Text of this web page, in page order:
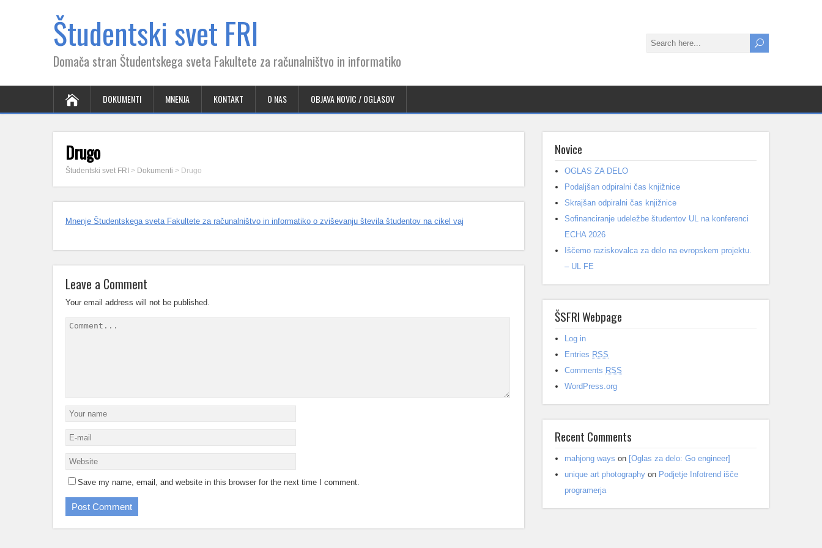
Študentski svet FRI
Domača stran Študentskega sveta Fakultete za računalništvo in informatiko
DOKUMENTI MNENJA KONTAKT O NAS OBJAVA NOVIC / OGLASOV
Drugo
Študentski svet FRI > Dokumenti > Drugo
Mnenje Študentskega sveta Fakultete za računalništvo in informatiko o zviševanju števila študentov na cikel vaj
Leave a Comment
Your email address will not be published.
Save my name, email, and website in this browser for the next time I comment.
Novice
OGLAS ZA DELO
Podaljšan odpiralni čas knjižnice
Skrajšan odpiralni čas knjižnice
Sofinanciranje udeležbe študentov UL na konferenci
ECHA 2026
Iščemo raziskovalca za delo na evropskem projektu.
– UL FE
ŠSFRI Webpage
Log in
Entries RSS
Comments RSS
WordPress.org
Recent Comments
mahjong ways on [Oglas za delo: Go engineer]
unique art photography on Podjetje Infotrend išče
programerja